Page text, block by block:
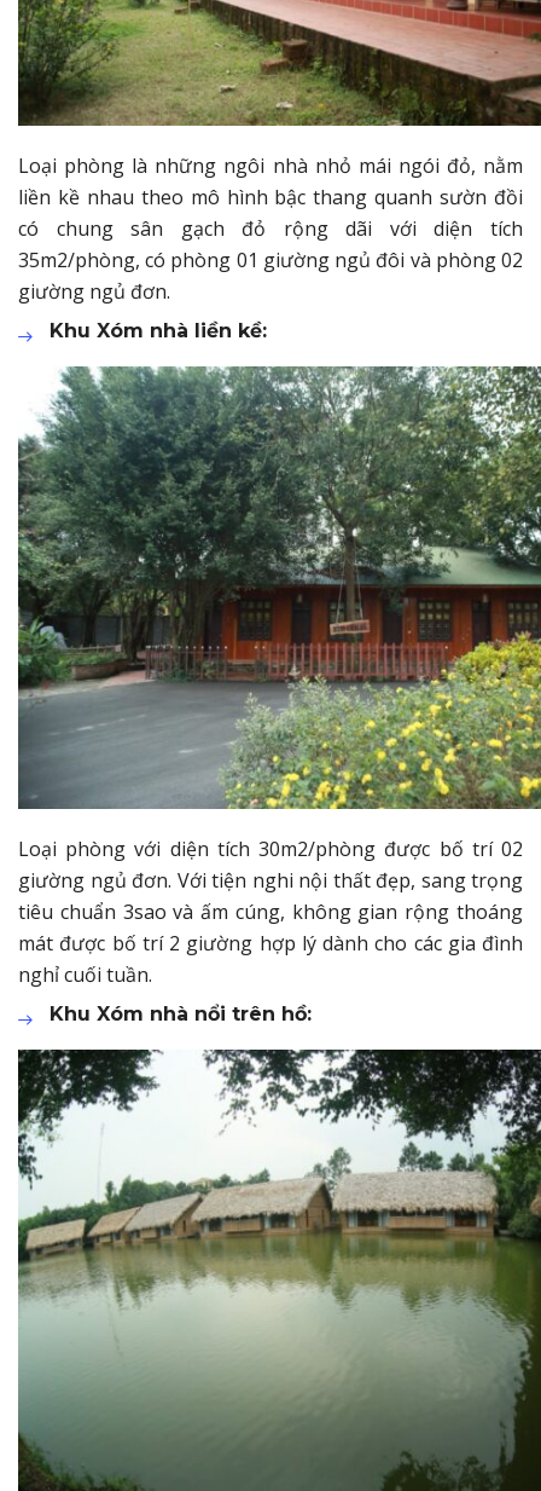
Loại phòng là những ngôi nhà nhỏ mái ngói đỏ, nằm
liền kề nhau theo mô hình bậc thang quanh sườn đồi
có chung sân gạch đỏ rộng dãi với diện tích
35m2/phòng, có phòng 01 giường ngủ đôi và phòng 02
giường ngủ đơn.
Khu Xóm nhà liền kề:
Loại phòng với diện tích 30m2/phòng được bố trí 02
giường ngủ đơn. Với tiện nghi nội thất đẹp, sang trọng
tiêu chuẩn 3sao và ấm cúng, không gian rộng thoáng
mát được bố trí 2 giường hợp lý dành cho các gia đình
nghỉ cuối tuần.
Khu Xóm nhà nổi trên hồ: